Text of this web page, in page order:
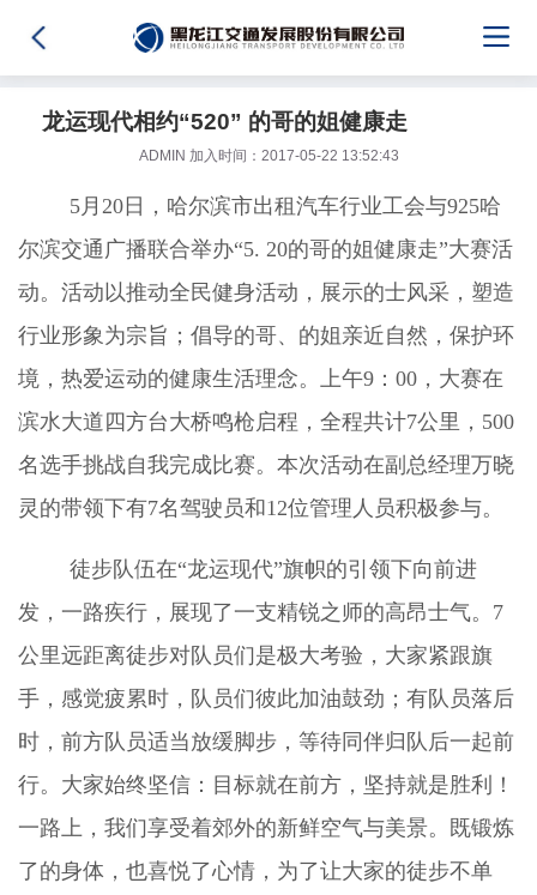
龙运现代相约“520” 的哥的姐健康走
ADMIN 加入时间：2017-05-22 13:52:43
5月20日，哈尔滨市出租汽车行业工会与925哈
尔滨交通广播联合举办“5. 20的哥的姐健康走”大赛活
动。活动以推动全民健身活动，展示的士风采，塑造
行业形象为宗旨；倡导的哥、的姐亲近自然，保护环
境，热爱运动的健康生活理念。上午9：00，大赛在
滨水大道四方台大桥鸣枪启程，全程共计7公里，500
名选手挑战自我完成比赛。本次活动在副总经理万晓
灵的带领下有7名驾驶员和12位管理人员积极参与。
徒步队伍在“龙运现代”旗帜的引领下向前进
发，一路疾行，展现了一支精锐之师的高昂士气。7
公里远距离徒步对队员们是极大考验，大家紧跟旗
手，感觉疲累时，队员们彼此加油鼓劲；有队员落后
时，前方队员适当放缓脚步，等待同伴归队后一起前
行。大家始终坚信：目标就在前方，坚持就是胜利！
一路上，我们享受着郊外的新鲜空气与美景。既锻炼
了的身体，也喜悦了心情，为了让大家的徒步不单